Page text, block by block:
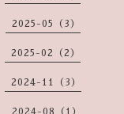
2025-05（3）
2025-02（2）
2024-11（3）
2024-08（1）